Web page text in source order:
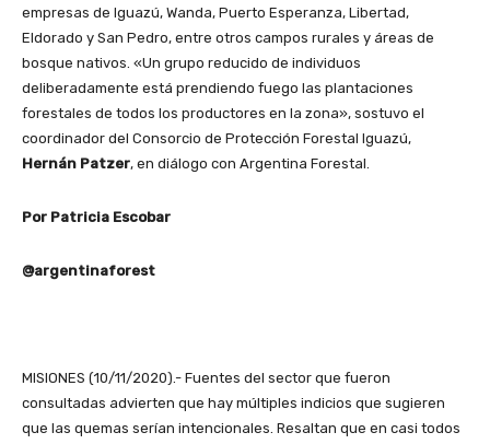
empresas de Iguazú, Wanda, Puerto Esperanza, Libertad,
Eldorado y San Pedro, entre otros campos rurales y áreas de
bosque nativos. «Un grupo reducido de individuos
deliberadamente está prendiendo fuego las plantaciones
forestales de todos los productores en la zona», sostuvo el
coordinador del Consorcio de Protección Forestal Iguazú,
Hernán Patzer, en diálogo con Argentina Forestal.
Por Patricia Escobar
@argentinaforest
MISIONES (10/11/2020).- Fuentes del sector que fueron
consultadas advierten que hay múltiples indicios que sugieren
que las quemas serían intencionales. Resaltan que en casi todos